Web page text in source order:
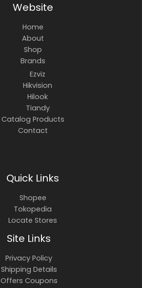
Website
Home
About
Shop
Brands
Ezviz
Hikvision
Hilook
Tiandy
Catalog Products
Contact
Quick Links
Shopee
Tokopedia
Locate Stores
Site Links
Privacy Policy
Shipping Details
Offers Coupons